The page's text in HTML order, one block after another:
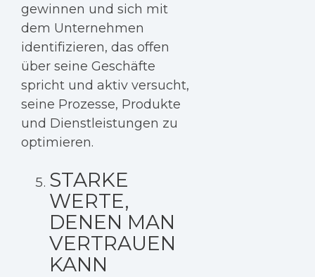
gewinnen und sich mit
dem Unternehmen
identifizieren, das offen
über seine Geschäfte
spricht und aktiv versucht,
seine Prozesse, Produkte
und Dienstleistungen zu
optimieren.
STARKE
WERTE,
DENEN MAN
VERTRAUEN
KANN